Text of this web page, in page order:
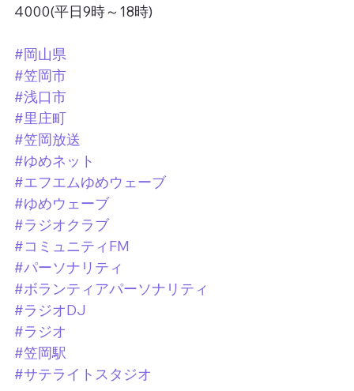
4000(平日9時～18時)
#岡山県
#笠岡市
#浅口市
#里庄町
#笠岡放送
#ゆめネット
#エフエムゆめウェーブ
#ゆめウェーブ
#ラジオクラブ
#コミュニティFM
#パーソナリティ
#ボランティアパーソナリティ
#ラジオDJ
#ラジオ
#笠岡駅
#サテライトスタジオ